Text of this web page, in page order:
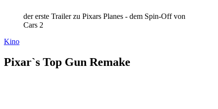
der erste Trailer zu Pixars Planes - dem Spin-Off von
Cars 2
Kino
Pixar`s Top Gun Remake